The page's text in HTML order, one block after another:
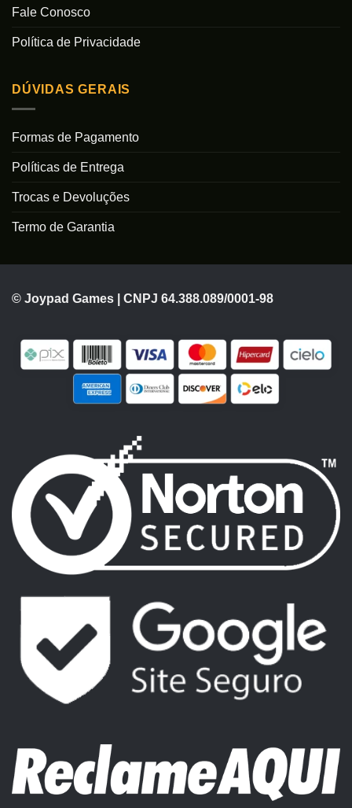
Fale Conosco
Política de Privacidade
DÚVIDAS GERAIS
Formas de Pagamento
Políticas de Entrega
Trocas e Devoluções
Termo de Garantia
© Joypad Games | CNPJ 64.388.089/0001-98